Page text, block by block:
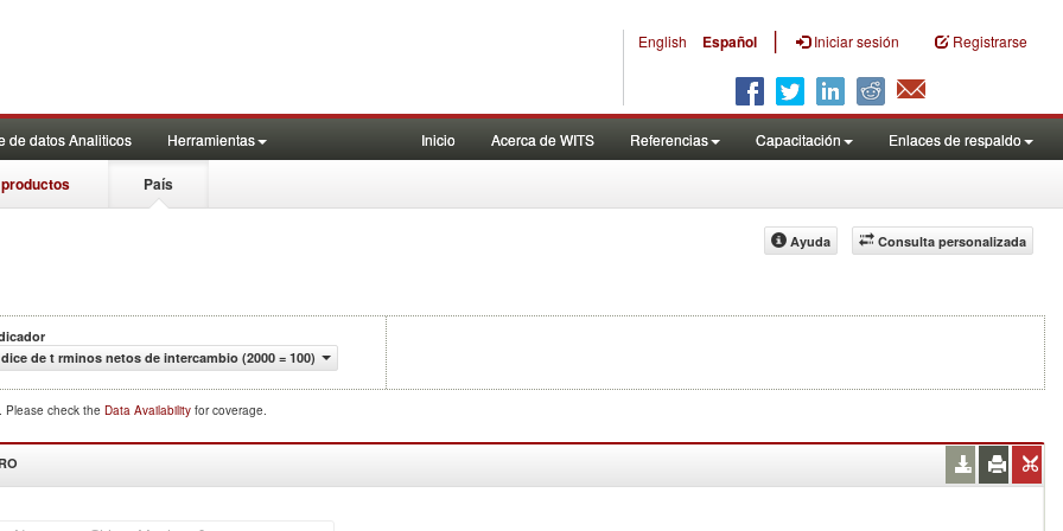
English Español | Iniciar sesión Registrarse
de datos Analiticos Herramientas Inicio Acerca de WITS Referencias Capacitación Enlaces de respaldo
País
Consulta personalizada
Ayuda
de t rminos netos de intercambio (2000 = 100)
Please check the Data Availability for coverage.